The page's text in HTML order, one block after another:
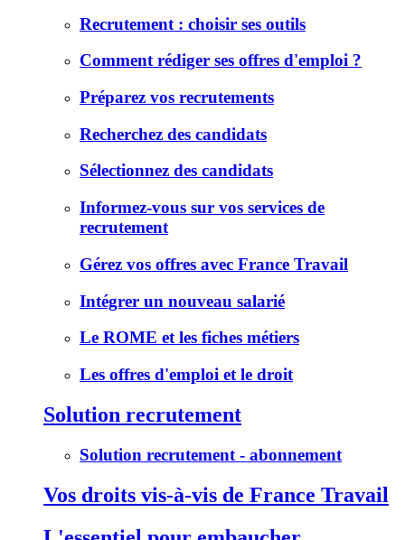
Recrutement : choisir ses outils
Comment rédiger ses offres d'emploi ?
Préparez vos recrutements
Recherchez des candidats
Sélectionnez des candidats
Informez-vous sur vos services de
recrutement
Gérez vos offres avec France Travail
Intégrer un nouveau salarié
Le ROME et les fiches métiers
Les offres d'emploi et le droit
Solution recrutement
Solution recrutement - abonnement
Vos droits vis-à-vis de France Travail